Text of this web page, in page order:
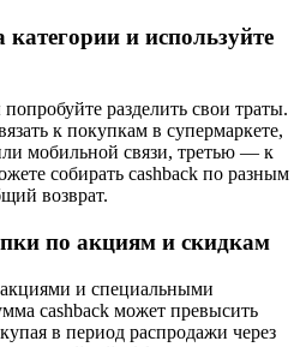
категории и используйте
разделить свои траты.
к покупкам в супермаркете,
мобильной связи, третью — к
собирать cashback по разным
возврат.
по акциям и скидкам
и специальными
cashback может превысить
в период распродажи через